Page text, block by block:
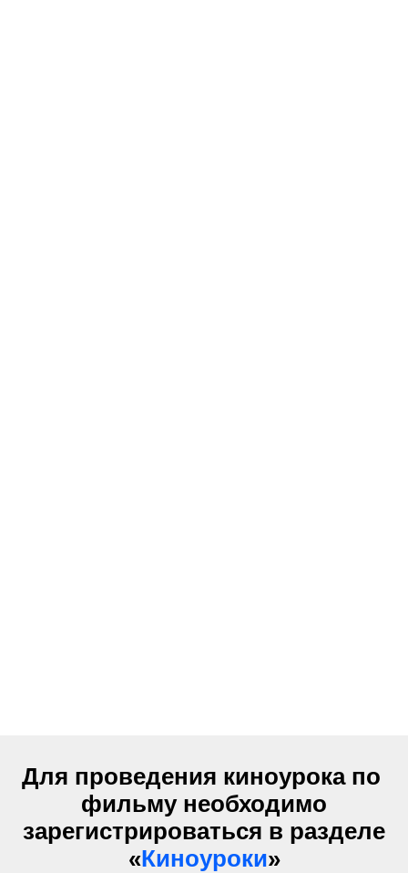
Для проведения киноурока по
фильму необходимо
зарегистрироваться в разделе
«Киноуроки»